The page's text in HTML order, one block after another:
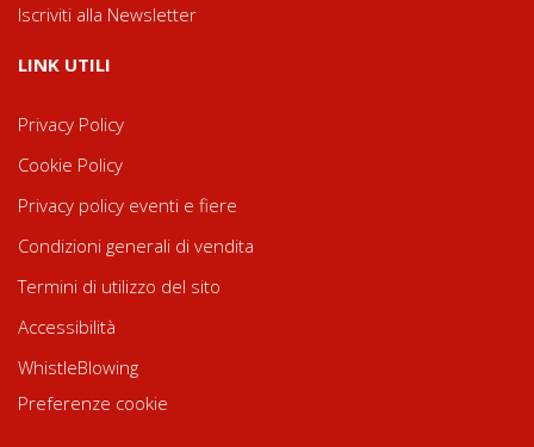
Iscriviti alla Newsletter
LINK UTILI
Privacy Policy
Cookie Policy
Privacy policy eventi e fiere
Condizioni generali di vendita
Termini di utilizzo del sito
Accessibilità
WhistleBlowing
Preferenze cookie